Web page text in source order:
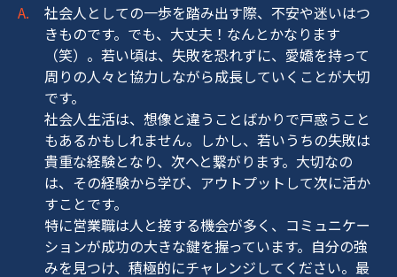
社会人としての一歩を踏み出す際、不安や迷いはつ
きものです。でも、大丈夫！なんとかなります
（笑）。若い頃は、失敗を恐れずに、愛嬌を持って
周りの人々と協力しながら成長していくことが大切
です。
社会人生活は、想像と違うことばかりで戸惑うこと
もあるかもしれません。しかし、若いうちの失敗は
貴重な経験となり、次へと繋がります。大切なの
は、その経験から学び、アウトプットして次に活か
すことです。
特に営業職は人と接する機会が多く、コミュニケー
ションが成功の大きな鍵を握っています。自分の強
みを見つけ、積極的にチャレンジしてください。最